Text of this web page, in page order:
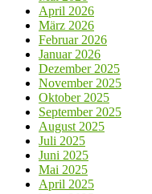
April 2026
März 2026
Februar 2026
Januar 2026
Dezember 2025
November 2025
Oktober 2025
September 2025
August 2025
Juli 2025
Juni 2025
Mai 2025
April 2025